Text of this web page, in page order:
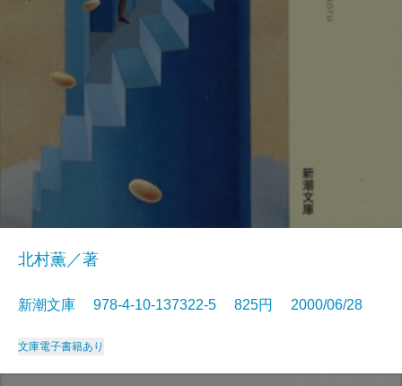
北村薫／著
新潮文庫 978-4-10-137322-5 825円 2000/06/28
文庫電子書籍あり